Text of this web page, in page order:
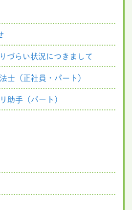
づらい状況につきまして
士（正社員・パート）
助手（パート）